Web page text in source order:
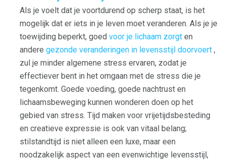
Als je voelt dat je voortdurend op scherp staat, is het
mogelijk dat er iets in je leven moet veranderen. Als je je
toewijding beperkt, goed voor je lichaam zorgt en
andere gezonde veranderingen in levensstijl doorvoert ,
zul je minder algemene stress ervaren, zodat je
effectiever bent in het omgaan met de stress die je
tegenkomt. Goede voeding, goede nachtrust en
lichaamsbeweging kunnen wonderen doen op het
gebied van stress. Tijd maken voor vrijetijdsbesteding
en creatieve expressie is ook van vitaal belang;
stilstandtijd is niet alleen een luxe, maar een
noodzakelijk aspect van een evenwichtige levensstijl,